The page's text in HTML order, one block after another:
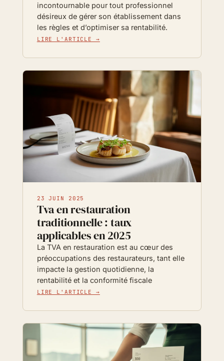
incontournable pour tout professionnel
désireux de gérer son établissement dans
les règles et d’optimiser sa rentabilité.
LIRE L'ARTICLE →
23 JUIN 2025
Tva en restauration
traditionnelle : taux
applicables en 2025
La TVA en restauration est au cœur des
préoccupations des restaurateurs, tant elle
impacte la gestion quotidienne, la
rentabilité et la conformité fiscale
LIRE L'ARTICLE →